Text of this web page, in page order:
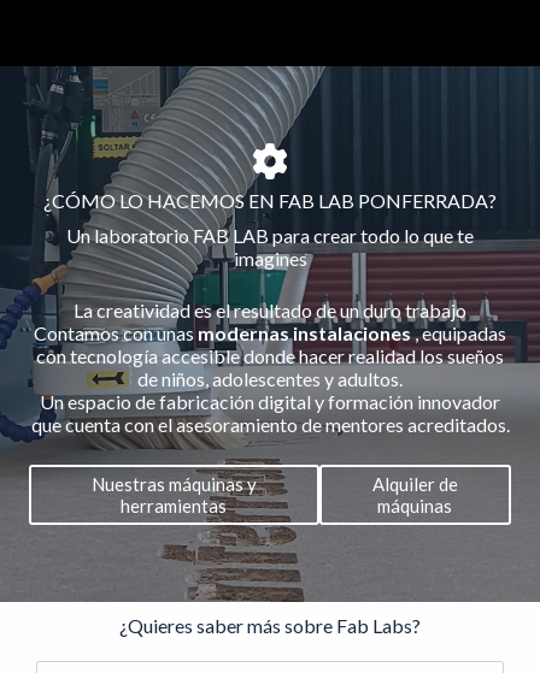
¿CÓMO LO HACEMOS EN FAB LAB PONFERRADA?
Un laboratorio FAB LAB para crear todo lo que te
imagines
La creatividad es el resultado de un duro trabajo
Contamos con unas modernas instalaciones, equipadas
con tecnología accesible donde hacer realidad los sueños
de niños, adolescentes y adultos.
Un espacio de fabricación digital y formación innovador
que cuenta con el asesoramiento de mentores acreditados.
Nuestras máquinas y
herramientas
Alquiler de
máquinas
¿Quieres saber más sobre Fab Labs?